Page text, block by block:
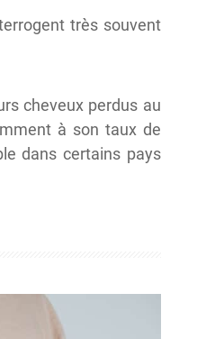
très souvent
cheveux perdus au
à son taux de
dans certains pays